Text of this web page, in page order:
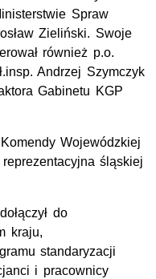
Spraw
Zieliński. Swoje
również p.o.
Andrzej Szymczyk
Gabinetu KGP
Wojewódzkiej
śląskiej
do
kraju,
standaryzacji
i pracownicy